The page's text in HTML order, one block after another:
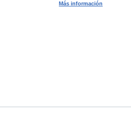
Más información